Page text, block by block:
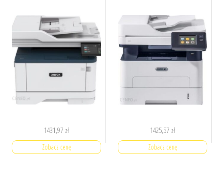
1431,97 zł
Zobacz cenę
1425,57 zł
Zobacz cenę